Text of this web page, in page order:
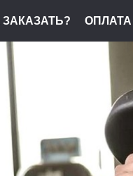
ЗАКАЗАТЬ?